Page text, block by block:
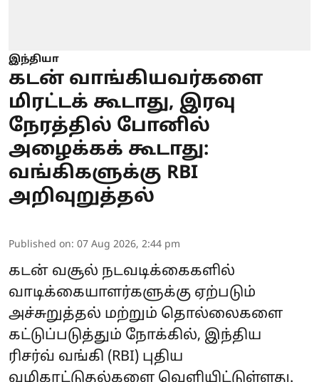
இந்தியா
கடன் வாங்கியவர்களை
மிரட்டக் கூடாது, இரவு
நேரத்தில் போனில்
அழைக்கக் கூடாது:
வங்கிகளுக்கு RBI
அறிவுறுத்தல்
Published on: 07 Aug 2026, 2:44 pm
கடன் வசூல் நடவடிக்கைகளில்
வாடிக்கையாளர்களுக்கு ஏற்படும்
அச்சுறுத்தல் மற்றும் தொல்லைகளை
கட்டுப்படுத்தும் நோக்கில், இந்திய
ரிசர்வ் வங்கி (RBI) புதிய
வழிகாட்டுதல்களை வெளியிட்டுள்ளது.